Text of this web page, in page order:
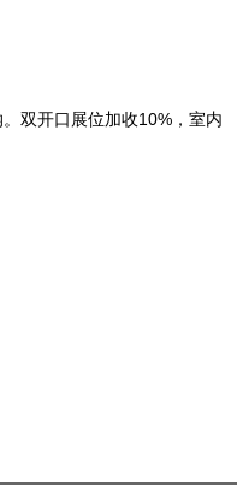
双开口展位加收10%，室内